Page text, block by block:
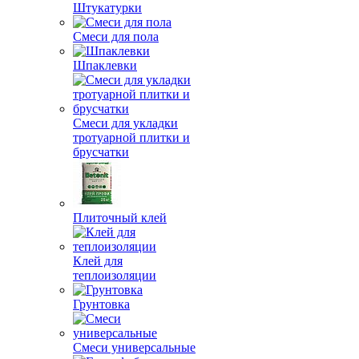
Штукатурки
Смеси для пола
Шпаклевки
Смеси для укладки
тротуарной плитки и
брусчатки
Плиточный клей
Клей для
теплоизоляции
Грунтовка
Смеси универсальные